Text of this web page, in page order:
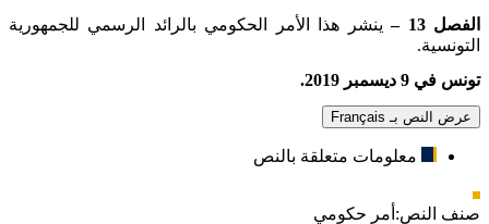
الفصل 13 –
ينشر هذا الأمر الحكومي بالرائد الرسمي للجمهورية
التونسية.
تونس في 9 ديسمبر 2019.
عرض النص بـ Français
معلومات متعلقة بالنص
صنف النص: أمر حكومي